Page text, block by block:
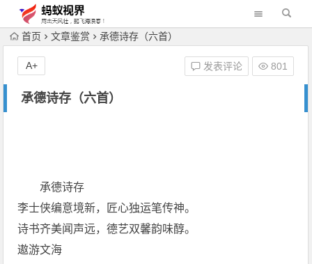
首页 文章鉴赏 承德诗存（六首）
承德诗存（六首）
发表评论 801
A+
承德诗存
李士侠编意境新，匠心独运笔传神。
诗书齐美闻声远，德艺双馨韵味醇。
遨游文海